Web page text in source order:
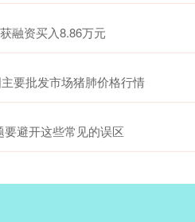
融资买入8.86万元
要批发市场猪肺价格行情
避开这些常见的误区